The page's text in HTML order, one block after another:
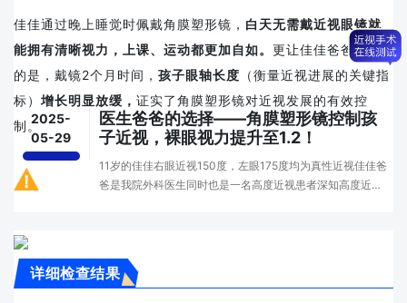
佳佳通过晚上睡觉时佩戴角膜塑形镜， 白天无需戴近视眼镜就
能拥有清晰视力，上课、运动都更加自如。 更让佳佳爸爸欣慰
的是，戴镜2个月时间， 孩子眼轴长度 （衡量近视进展的关键指
标） 增长明显放缓， 证实了角膜塑形镜对近视发展的有效控
制。2025-
05-29
医生爸爸的选择——角膜塑形镜控制孩
子近视，裸眼视力提升至1.2！
11岁的佳佳右眼近视150度，左眼175度均为真性近视佳佳爸
爸是我院外科医生同时也是一名高度近视患者深知高度近视
详细检查结果